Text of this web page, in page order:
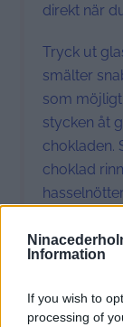
Information
If you wish to
processing of
direkt när
Tryck ut
smälter
som
stycken åt
chokladen.
choklad
glass.
direkt in i